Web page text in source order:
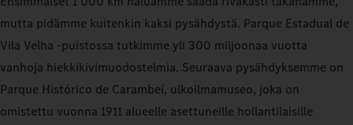
mutta pidämme kuitenkin kaksi pysähdystä. Parque Estadual de
Vila Velha -puistossa tutkimme yli 300 miljoonaa vuotta
vanhoja hiekkikivimuodostelmia. Seuraava pysähdyksemme on
Parque Histórico de Carambeí, ulkoilmamuseo, joka on
omistettu vuonna 1911 alueelle asettuneille hollantilaisille